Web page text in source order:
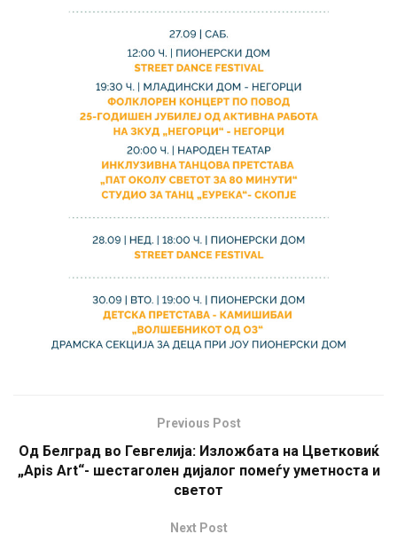
Previous Post
Од Белград во Гевгелија: Изложбата на Цветковиќ
„Аpis Art“- шестаголен дијалог помеѓу уметноста и
светот
Next Post